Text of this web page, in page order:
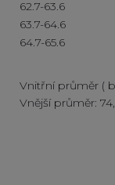
62.7-63.6
63.7-64.6
64.7-65.6
Vnitřní průměr (
Vnější průměr: